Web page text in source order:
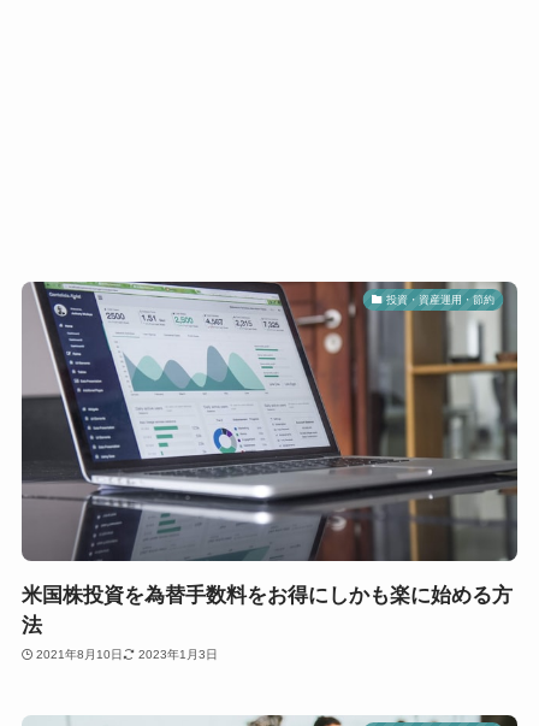
投資・資産運用・節約
米国株投資を為替手数料をお得にしかも楽に始める方
法
2021年8月10日 2023年1月3日